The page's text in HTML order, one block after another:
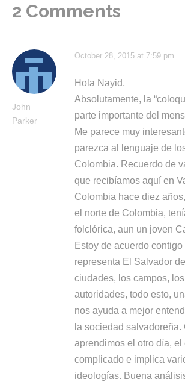
2 Comments
John
Parker
October 28, 2015 at 7:59 pm
Hola Nayid,
Absolutamente, la
parte importante del
Me parece muy
parezca al lenguaje de
Colombia. Recuerdo de
que recibíamos aquí en
Colombia hace diez
el norte de Colombia,
folclórica, aun un joven
Estoy de acuerdo
representa El Salvador
ciudades, los campos,
autoridades, todo esto,
nos ayuda a mejor
la sociedad salvadoreña.
aprendimos el otro día, el
complicado e implica
ideologías. Buena